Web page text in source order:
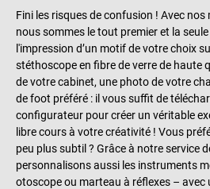
Fini les risques de confusion ! Avec nos
nous sommes le tout premier et la
l'impression d’un motif de votre choix
stéthoscope en fibre de verre de haute
de votre cabinet, une photo de votre
de foot préféré : il vous suffit de
configurateur pour créer un véritable
libre cours à votre créativité ! Vous
peu plus subtil ? Grâce à notre service
personnalisons aussi les instruments
otoscope ou marteau à réflexes – avec